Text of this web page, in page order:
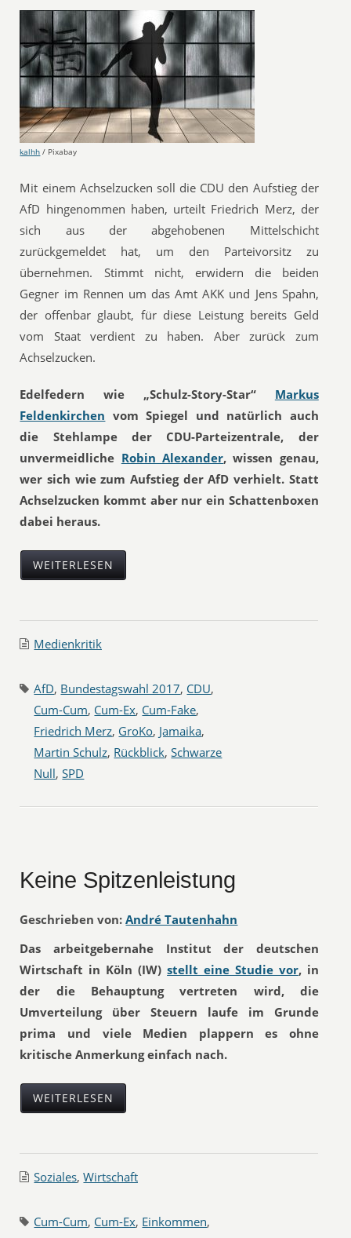
kalhh / Pixabay
Mit einem Achselzucken soll die CDU den Aufstieg der
AfD hingenommen haben, urteilt Friedrich Merz, der
sich aus der abgehobenen Mittelschicht
zurückgemeldet hat, um den Parteivorsitz zu
übernehmen. Stimmt nicht, erwidern die beiden
Gegner im Rennen um das Amt AKK und Jens Spahn,
der offenbar glaubt, für diese Leistung bereits Geld
vom Staat verdient zu haben. Aber zurück zum
Achselzucken.
Edelfedern wie „Schulz-Story-Star“ Markus
Feldenkirchen vom Spiegel und natürlich auch
die Stehlampe der CDU-Parteizentrale, der
unvermeidliche Robin Alexander, wissen genau,
wer sich wie zum Aufstieg der AfD verhielt. Statt
Achselzucken kommt aber nur ein Schattenboxen
dabei heraus.
WEITERLESEN
Medienkritik
AfD, Bundestagswahl 2017, CDU,
Cum-Cum, Cum-Ex, Cum-Fake,
Friedrich Merz, GroKo, Jamaika,
Martin Schulz, Rückblick,Schwarze
Null,SPD
Keine Spitzenleistung
Geschrieben von: André Tautenhahn
Das arbeitgebernahe Institut der deutschen
Wirtschaft in Köln (IW)stellt eine Studie vor, in
der die Behauptung vertreten wird, die
Umverteilung über Steuern laufe im Grunde
prima und viele Medien plappern es ohne
kritische Anmerkung einfach nach.
WEITERLESEN
Soziales,Wirtschaft
Cum-Cum, Cum-Ex, Einkommen,